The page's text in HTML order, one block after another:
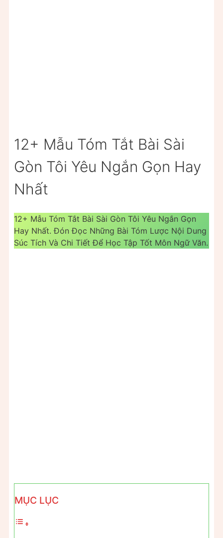
12+ Mẫu Tóm Tắt Bài Sài
Gòn Tôi Yêu Ngắn Gọn Hay
Nhất
12+ Mẫu Tóm Tắt Bài Sài Gòn Tôi Yêu Ngắn Gọn
Hay Nhất. Đón Đọc Những Bài Tóm Lược Nội Dung
Súc Tích Và Chi Tiết Để Học Tập Tốt Môn Ngữ Văn.
MỤC LỤC